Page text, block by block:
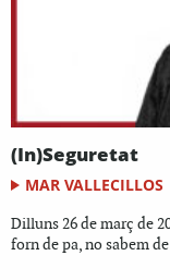
(In)Seguretat
MAR VALLECILLOS
Dilluns 26 de març de
forn de pa, no sabem